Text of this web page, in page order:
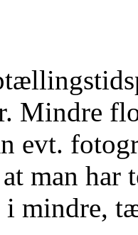
Mindre
evt.
man har
i mindre,